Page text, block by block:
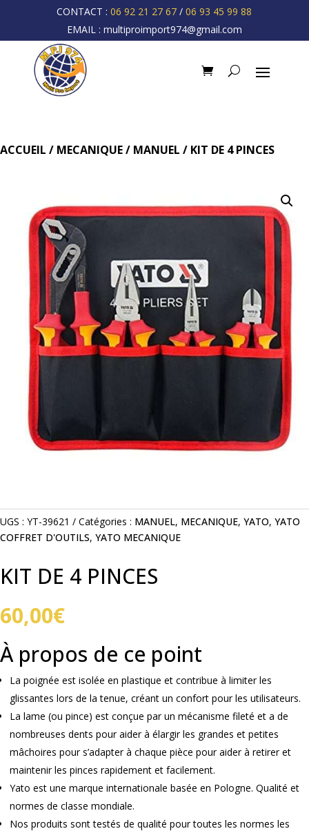
CONTACT :06 92 21 27 67 /06 93 45 99 88
EMAIL : multiproimport974@gmail.com
ACCUEIL / MECANIQUE/ MANUEL / KIT DE 4 PINCES
UGS : YT-39621 Catégories : MANUEL, MECANIQUE, YATO, YATO
COFFRET D'OUTILS, YATO MECANIQUE
KIT DE 4 PINCES
60,00€
À propos de ce point
La poignée est isolée en plastique et contribue à limiter les
glissantes lors de la tenue, créant un confort pour les utilisateurs.
La lame (ou pince) est conçue par un mécanisme fileté et a de
nombreuses dents pour aider à élargir les grandes et petites
mâchoires pour s’adapter à chaque pièce pour aider à retirer et
maintenir les pinces rapidement et facilement.
Yato est une marque internationale basée en Pologne. Qualité et
normes de classe mondiale.
Nos produits sont testés de qualité pour toutes les normes les